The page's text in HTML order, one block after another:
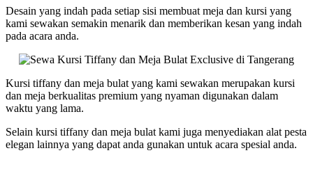
Desain yang indah pada setiap sisi membuat meja dan kursi yang
kami sewakan semakin menarik dan memberikan kesan yang indah
pada acara anda.
Kursi tiffany dan meja bulat yang kami sewakan merupakan kursi
dan meja berkualitas premium yang nyaman digunakan dalam
waktu yang lama.
Selain kursi tiffany dan meja bulat kami juga menyediakan alat pesta
elegan lainnya yang dapat anda gunakan untuk acara spesial anda.